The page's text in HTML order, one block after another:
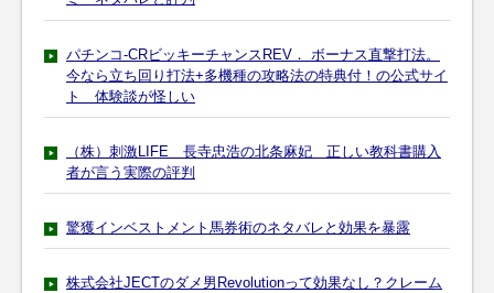
パチンコ-CRビッキーチャンスREV． ボーナス直撃打法。
今なら立ち回り打法+多機種の攻略法の特典付！の公式サイ
ト 体験談が怪しい
（株）刺激LIFE 長寺忠浩の北条麻妃 正しい教科書購入
者が言う実際の評判
驚獲インベストメント馬券術のネタバレと効果を暴露
株式会社JECTのダメ男Revolutionって効果なし？クレーム